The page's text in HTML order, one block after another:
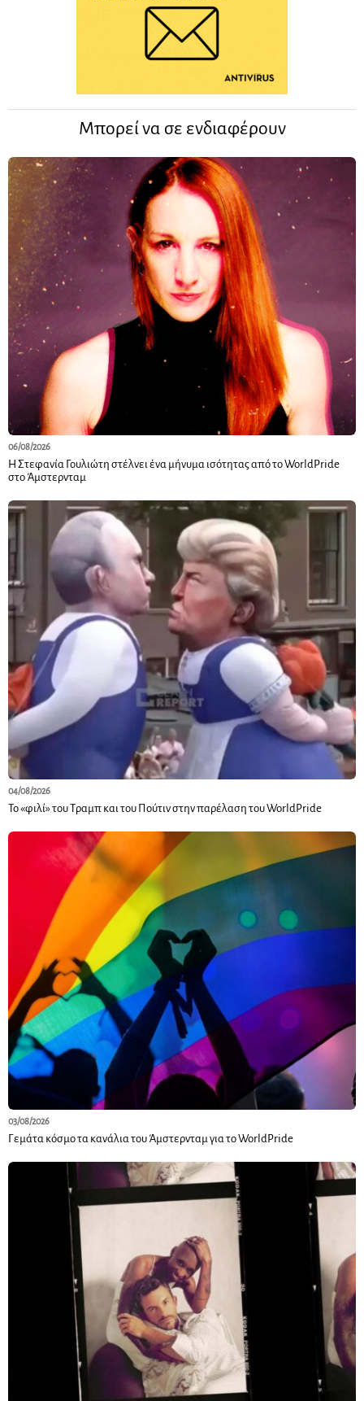
Μπορεί να σε ενδιαφέρουν
06/08/2026
Η Στεφανία Γουλιώτη στέλνει ένα μήνυμα ισότητας από το WorldPride
στο Άμστερνταμ
04/08/2026
Το «φιλί» του Τραμπ και του Πούτιν στην παρέλαση του WorldPride
03/08/2026
Γεμάτα κόσμο τα κανάλια του Άμστερνταμ για το WorldPride